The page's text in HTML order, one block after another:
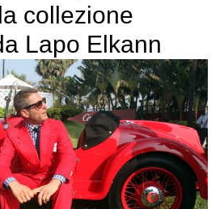
collezione
Lapo Elkann